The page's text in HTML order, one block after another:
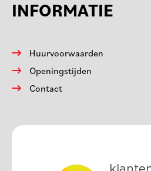
INFORMATIE
Huurvoorwaarden
Openingstijden
Contact